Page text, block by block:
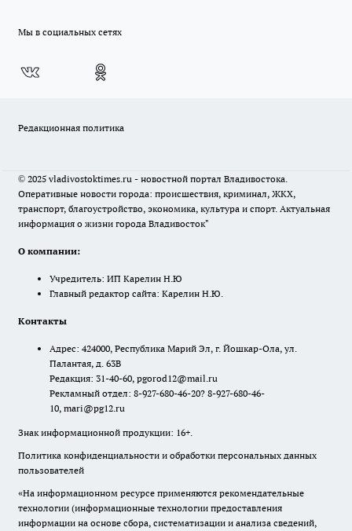
Мы в социальных сетях
Редакционная политика
© 2025 vladivostoktimes.ru - новостной портал Владивостока.
Оперативные новости города: происшествия, криминал, ЖКХ,
транспорт, благоустройство, экономика, культура и спорт. Актуальная
информация о жизни города Владивосток"
О компании:
Учредитель: ИП Карелин Н.Ю
Главный редактор сайта: Карелин Н.Ю.
Контакты
Адрес: 424000, Республика Марий Эл, г. Йошкар-Ола, ул.
Палантая, д. 63В
Редакция: 31-40-60, pgorod12@mail.ru
Рекламный отдел: 8-927-680-46-20? 8-927-680-46-
10, mari@pg12.ru
Знак информационной продукции: 16+.
Политика конфиденциальности и обработки персональных данных
пользователей
«На информационном ресурсе применяются рекомендательные
технологии (информационные технологии предоставления
информации на основе сбора, систематизации и анализа сведений,